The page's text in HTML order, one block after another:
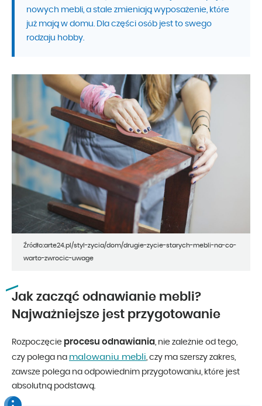
nowych mebli, a stale zmieniają wyposażenie, które
już mają w domu. Dla części osób jest to swego
rodzaju hobby.
Źródło:arte24.pl/styl-zycia/dom/drugie-zycie-starych-mebli-na-co-
warto-zwrocic-uwage
Jak zacząć odnawianie mebli?
Najważniejsze jest przygotowanie
Rozpoczęcie procesu odnawiania, nie zależnie od tego,
czy polega na malowaniu mebli, czy ma szerszy zakres,
zawsze polega na odpowiednim przygotowaniu, które jest
absolutną podstawą.